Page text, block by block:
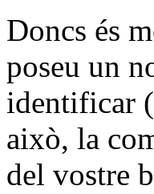
Doncs és
poseu un
identificar
això, la
del vostre